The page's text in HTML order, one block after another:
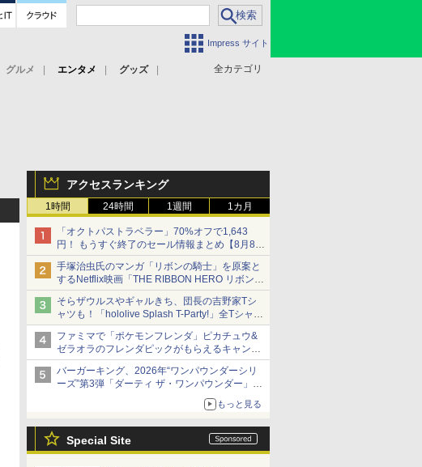
Impress サイト
全カテゴリ
グルメ エンタメ
グッズ
アクセスランキング
1時間 24時間 1週間 1カ月
「オクトパストラベラー」70%オフで1,643
円！ もうすぐ終了のセール情報まとめ【8月8日
更新】
ニンテンドーeショップでは「大神 絶景版」が
67%オフで990円
手塚治虫氏のマンガ「リボンの騎士」を原案と
するNetflix映画「THE RIBBON HERO リボンヒ
ーロー」本日配信開始
そらザウルスやギャルきち、団長の吉野家Tシ
ャツも！「hololive Splash T-Party!」全Tシャツ
ラインナップ公開＆オンライン販売開始
ファミマで「ポケモンフレンダ」ピカチュウ&
ゼラオラのフレンダピックがもらえるキャンペ
ーン開催！
バーガーキング、2026年“ワンパウンダーシリ
ーズ”第3弾「ダーティ ザ・ワンパウンダー」を
「特製ガーリックマヨソース」を使用した超大
もっと見る
Special Site